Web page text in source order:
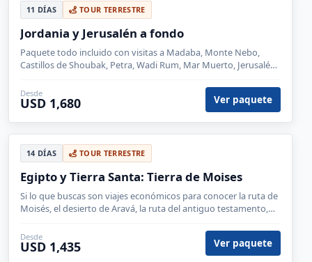
11 DÍAS TOUR TERRESTRE
Jordania y Jerusalén a fondo
Paquete todo incluido con visitas a Madaba, Monte Nebo,
Castillos de Shoubak, Petra, Wadi Rum, Mar Muerto, Jerusalén,
Desde
USD 1,680 Ver paquete
14 DÍAS TOUR TERRESTRE
Egipto y Tierra Santa: Tierra de Moises
Si lo que buscas son viajes económicos para conocer la ruta de
Moisés, el desierto de Aravá, la ruta del antiguo testamento,
Desde
USD 1,435 Ver paquete